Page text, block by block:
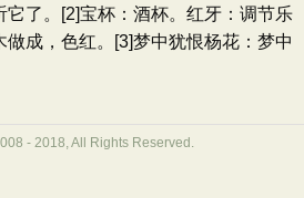
了。[2]宝杯：酒杯。红牙：调节乐
成，色红。[3]梦中犹恨杨花：梦中
- 2018, All Rights Reserved.